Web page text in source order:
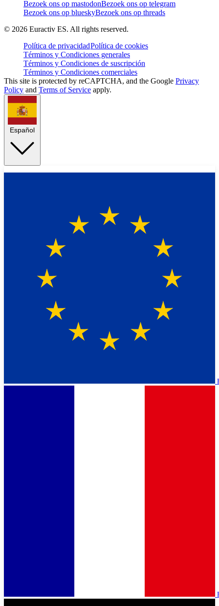
Bezoek ons op mastodonBezoek ons op telegram
Bezoek ons op blueskyBezoek ons op threads
© 2026 Euractiv ES. All rights reserved.
Política de privacidadPolítica de cookies
Términos y Condiciones generales
Términos y Condiciones de suscripción
Términos y Condiciones comerciales
This site is protected by reCAPTCHA, and the Google Privacy
Policy and Terms of Service apply.
Español